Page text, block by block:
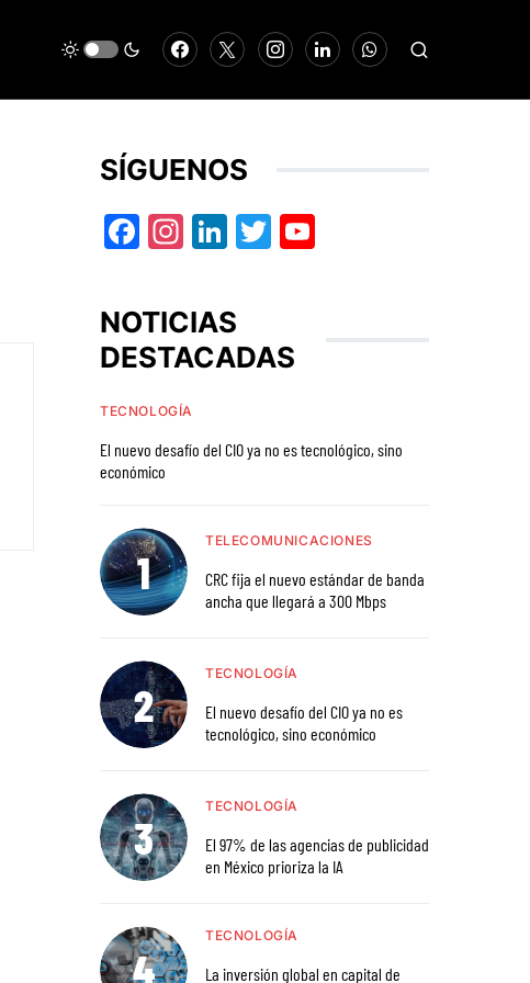
SÍGUENOS
Facebook
Instagram
LinkedIn
Twitter
NOTICIAS
DESTACADAS
TECNOLOGÍA
El nuevo desafío del CIO ya no es tecnológico, sino
económico
TELECOMUNICACIONES
CRC fija el nuevo estándar de banda
ancha que llegará a 300 Mbps
TECNOLOGÍA
El nuevo desafío del CIO ya no es
tecnológico, sino económico
TECNOLOGÍA
El 97% de las agencias de publicidad
en México prioriza la IA
TECNOLOGÍA
La inversión global en capital de